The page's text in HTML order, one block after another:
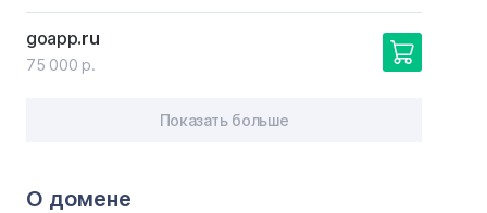
О домене
goapp.ru
75 000 р.
Показать больше